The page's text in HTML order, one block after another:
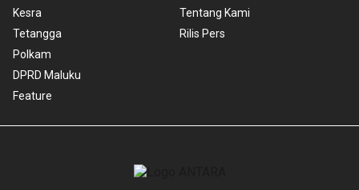
Kesra
Tetangga
Polkam
DPRD Maluku
Feature
Tentang Kami
Rilis Pers